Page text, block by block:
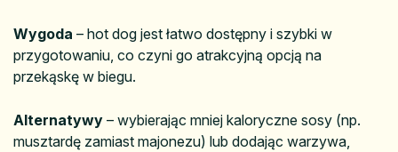
Wygoda – hot dog jest łatwo dostępny i szybki w
przygotowaniu, co czyni go atrakcyjną opcją na
przekąskę w biegu.
Alternatywy – wybierając mniej kaloryczne sosy (np.
musztardę zamiast majonezu) lub dodając warzywa,